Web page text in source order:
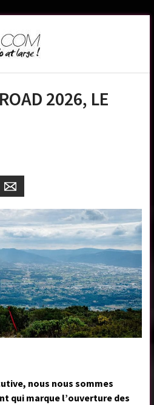
2026, LE
nous nous sommes
qui marque l’ouverture des